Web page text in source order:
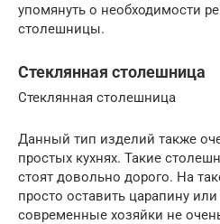
упомянуть о необходимости
столешницы.
Стеклянная столешница
Стеклянная столешница
Данный тип изделий также
простых кухнях. Такие
стоят довольно дорого. На
просто оставить царапину
современные хозяйки не